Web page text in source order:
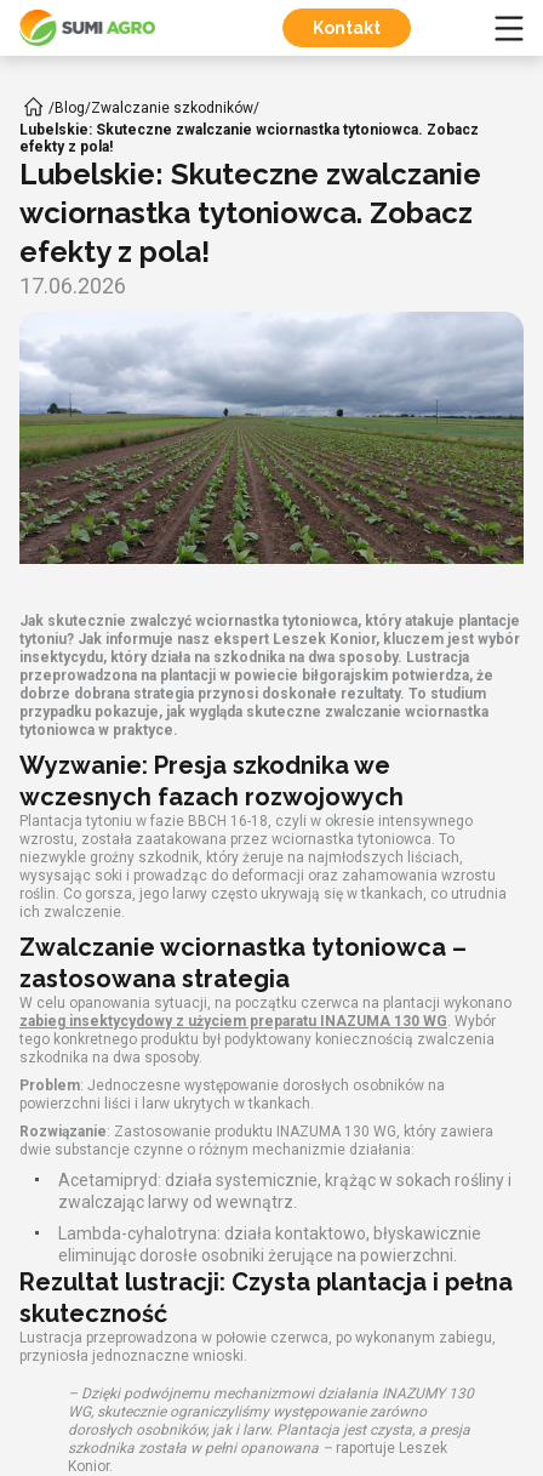
Kontakt
/Blog/Zwalczanie szkodników/
Lubelskie: Skuteczne zwalczanie wciornastka tytoniowca. Zobacz
efekty z pola!
Lubelskie: Skuteczne zwalczanie
wciornastka tytoniowca. Zobacz
efekty z pola!
17.06.2026
Jak skutecznie zwalczyć wciornastka tytoniowca, który atakuje plantacje
tytoniu? Jak informuje nasz ekspert Leszek Konior, kluczem jest wybór
insektycydu, który działa na szkodnika na dwa sposoby. Lustracja
przeprowadzona na plantacji w powiecie biłgorajskim potwierdza, że
dobrze dobrana strategia przynosi doskonałe rezultaty. To studium
przypadku pokazuje, jak wygląda skuteczne zwalczanie wciornastka
tytoniowca w praktyce.
Wyzwanie: Presja szkodnika we
wczesnych fazach rozwojowych
Plantacja tytoniu w fazie BBCH 16-18, czyli w okresie intensywnego
wzrostu, została zaatakowana przez wciornastka tytoniowca. To
niezwykle groźny szkodnik, który żeruje na najmłodszych liściach,
wysysając soki i prowadząc do deformacji oraz zahamowania wzrostu
roślin. Co gorsza, jego larwy często ukrywają się w tkankach, co utrudnia
ich zwalczenie.
Zwalczanie wciornastka tytoniowca –
zastosowana strategia
W celu opanowania sytuacji, na początku czerwca na plantacji wykonano
zabieg insektycydowy z użyciem preparatu INAZUMA 130 WG. Wybór
tego konkretnego produktu był podyktowany koniecznością zwalczenia
szkodnika na dwa sposoby.
Problem: Jednoczesne występowanie dorosłych osobników na
powierzchni liści i larw ukrytych w tkankach.
Rozwiązanie: Zastosowanie produktu INAZUMA 130 WG, który zawiera
dwie substancje czynne o różnym mechanizmie działania:
Acetamipryd: działa systemicznie, krążąc w sokach rośliny i
zwalczając larwy od wewnątrz.
Lambda-cyhalotryna: działa kontaktowo, błyskawicznie
eliminując dorosłe osobniki żerujące na powierzchni.
Rezultat lustracji: Czysta plantacja i pełna
skuteczność
Lustracja przeprowadzona w połowie czerwca, po wykonanym zabiegu,
przyniosła jednoznaczne wnioski.
– Dzięki podwójnemu mechanizmowi działania INAZUMY 130
WG, skutecznie ograniczyliśmy występowanie zarówno
dorosłych osobników, jak i larw. Plantacja jest czysta, a presja
szkodnika została w pełni opanowana – raportuje Leszek
Konior.